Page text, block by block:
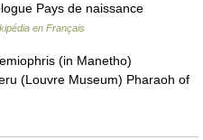
Pays de naissance
en Français
(in Manetho)
(Louvre Museum) Pharaoh of